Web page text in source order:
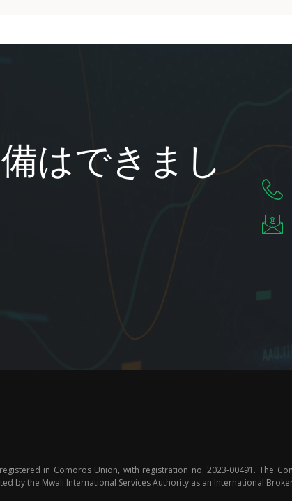
はできまし
in Comoros Union, with registration no. 2023-00491. The
by the Mwali International Services Authority as an International